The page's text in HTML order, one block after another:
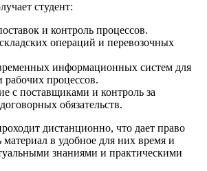
студент:
и контроль процессов.
операций и перевозочных
информационных систем для
рабочих процессов.
с поставщиками и контроль за
обязательств.
дистанционно, что дает право
материал в удобное для них время и
знаниями и практическими